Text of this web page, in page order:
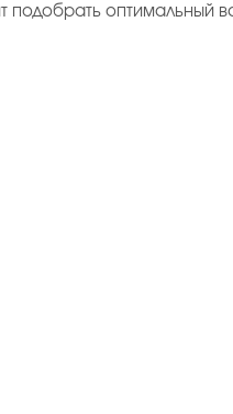
подобрать оптимальный